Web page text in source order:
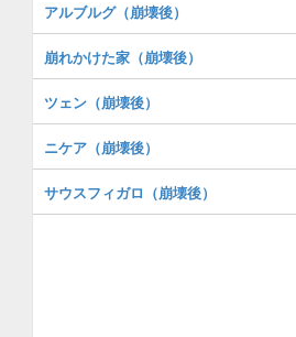
アルブルグ（崩壊後）
崩れかけた家（崩壊後）
ツェン（崩壊後）
ニケア（崩壊後）
サウスフィガロ（崩壊後）